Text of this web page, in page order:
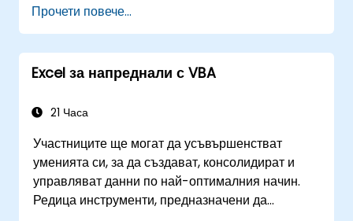
създаването на електронни таблици, както и да
защитават изчисленията и резултатите си от
неоторизиран достъп.
Прочети повече...
Excel за напреднали с VBA
21 Часа
Участниците ще могат да усъвършенстват
уменията си, за да създават, консолидират и
управляват данни по най-оптималния начин.
Редица инструменти, предназначени да